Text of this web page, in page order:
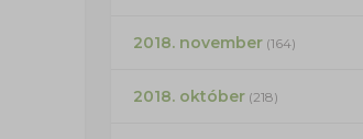
2018. november(164)
2018. október(218)